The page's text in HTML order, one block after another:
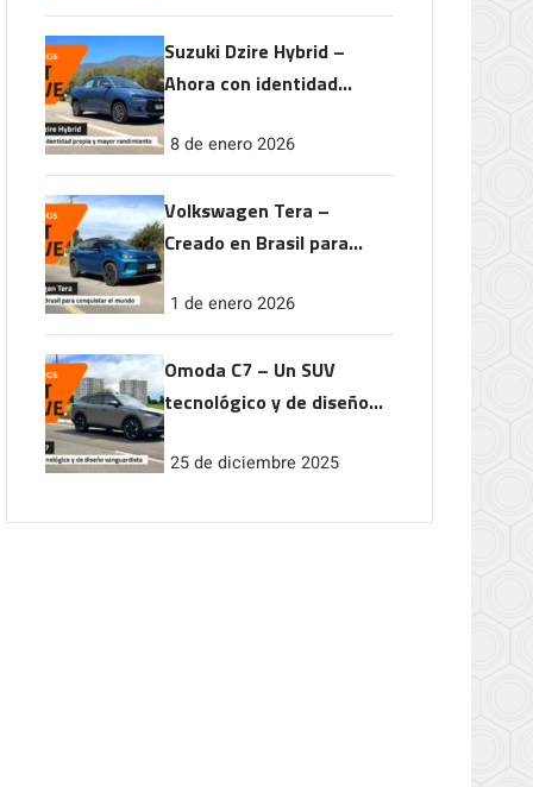
Suzuki Dzire Hybrid –
Ahora con identidad
rendimiento
8 de enero 2026
Volkswagen Tera –
Creado en Brasil para
1 de enero 2026
Omoda C7 – Un SUV
tecnológico y de diseño
25 de diciembre 2025